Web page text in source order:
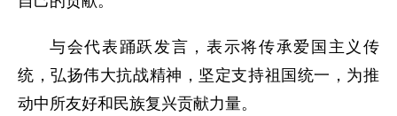
与会代表踊跃发言，表示将传承爱国主义传
统，弘扬伟大抗战精神，坚定支持祖国统一，为推
动中所友好和民族复兴贡献力量。